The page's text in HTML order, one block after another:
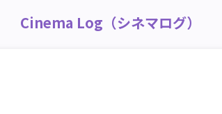
Cinema Log（シネマログ）